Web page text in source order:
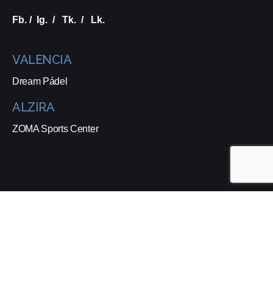
Fb. / Ig. / Tk. / Lk.
VALENCIA
Dream Pádel
ALZIRA
ZOMA Sports Center